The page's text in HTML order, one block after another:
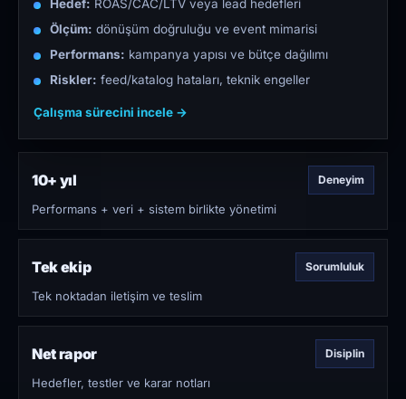
Hedef: ROAS/CAC/LTV veya lead hedefleri
Ölçüm: dönüşüm doğruluğu ve event mimarisi
Performans: kampanya yapısı ve bütçe dağılımı
Riskler: feed/katalog hataları, teknik engeller
Çalışma sürecini incele →
10+ yıl Deneyim
Performans + veri + sistem birlikte yönetimi
Tek ekip Sorumluluk
Tek noktadan iletişim ve teslim
Net rapor Disiplin
Hedefler, testler ve karar notları